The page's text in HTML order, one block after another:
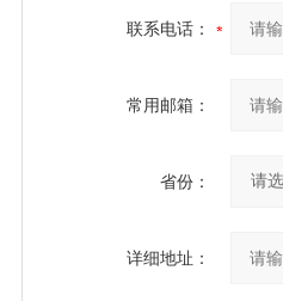
联系电话：
常用邮箱：
省份：
详细地址：